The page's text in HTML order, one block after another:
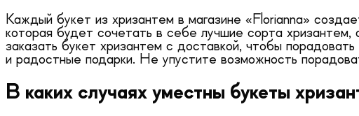
Каждый букет из хризантем в магазине «Florianna»
которая будет сочетать в себе лучшие сорта
заказать букет хризантем с доставкой, чтобы
и радостные подарки. Не упустите возможность
В каких случаях уместны букеты